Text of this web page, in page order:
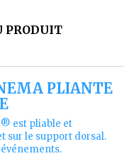
PRODUIT
PLIANTE
est pliable et
sur le support dorsal.